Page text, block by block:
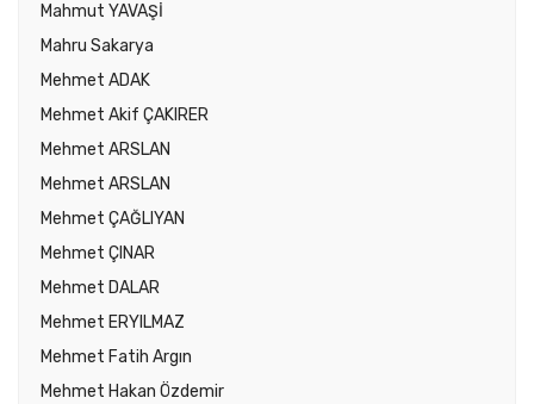
Mahmut YAVAŞİ
Mahru Sakarya
Mehmet ADAK
Mehmet Akif ÇAKIRER
Mehmet ARSLAN
Mehmet ARSLAN
Mehmet ÇAĞLIYAN
Mehmet ÇINAR
Mehmet DALAR
Mehmet ERYILMAZ
Mehmet Fatih Argın
Mehmet Hakan Özdemir